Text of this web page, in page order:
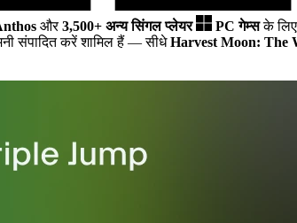
और3,500+ अन्य सिंगल प्लेयर PC गेम्सके
संपादित करें शामिल हैं — सीधेHarvest Moon: The